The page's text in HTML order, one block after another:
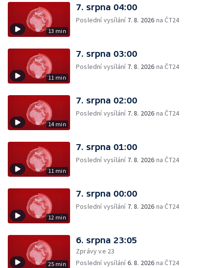
13 min
7. srpna 04:00
Poslední vysílání 7. 8. 2026 na ČT24
11 min
7. srpna 03:00
Poslední vysílání 7. 8. 2026 na ČT24
14 min
7. srpna 02:00
Poslední vysílání 7. 8. 2026 na ČT24
11 min
7. srpna 01:00
Poslední vysílání 7. 8. 2026 na ČT24
12 min
7. srpna 00:00
Poslední vysílání 7. 8. 2026 na ČT24
25 min
6. srpna 23:05
Zprávy ve 23
Poslední vysílání6. 8. 2026 na ČT24